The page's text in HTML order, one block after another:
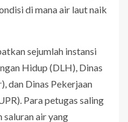
di mana air laut naik
sejumlah instansi
Hidup (DLH), Dinas
dan Dinas Pekerjaan
Para petugas saling
air yang